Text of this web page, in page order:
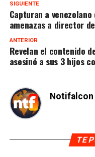
SIGUIENTE
Capturan a
amenazas a director
ANTERIOR
Revelan el contenido
asesinó a sus 3 hijos
Notifalcon
TE